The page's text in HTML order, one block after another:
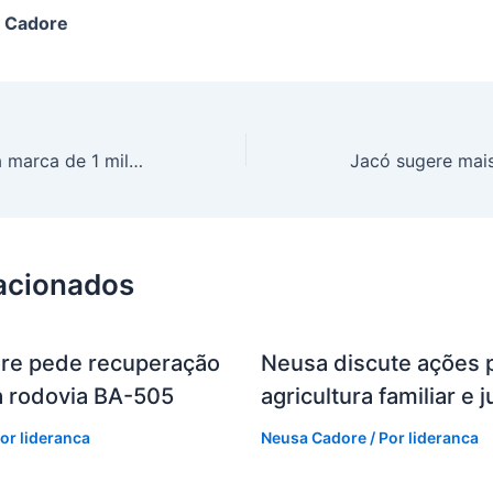
Cadore
Lacen-BA ultrapassa marca de 1 milhão de testes de Covid-19 realizados
pede recuperação
rodovia BA-505
lideranca
Neusa discute ações
agricultura familiar e
Neusa Cadore/ Por lideranca